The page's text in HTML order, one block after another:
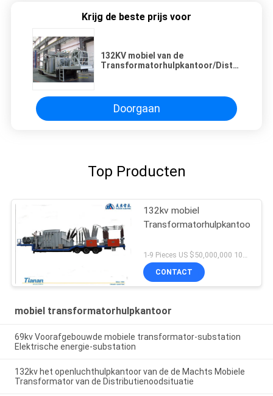
Krijg de beste prijs voor
132KV mobiel van de
Transformatorhulpkantoor/Distributie
Doorgaan
Top Producten
132kv mobiel
Transformatorhulpkantoor
1-9 Pieces US $50,000,000 10+ Pieces US $4,000,000 MOQ:1 eenheid
CONTACT
mobiel transformatorhulpkantoor
69kv Voorafgebouwde mobiele transformator-substation
Elektrische energie-substation
132kv het openluchthulpkantoor van de de Machts Mobiele
Transformator van de Distributienoodsituatie